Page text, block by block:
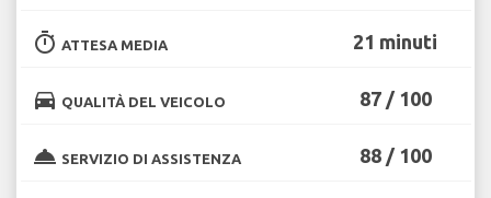
timer ATTESA MEDIA 21 minuti
directions_car QUALITÀ DEL VEICOLO 87 / 100
room_service SERVIZIO DI ASSISTENZA 88 / 100